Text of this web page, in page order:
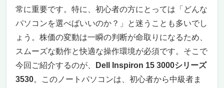
常に重要です。特に、初心者の方にとっては「どんな
パソコンを選べばいいのか？」と迷うことも多いでし
ょう。株価の変動は一瞬の判断が命取りになるため、
スムーズな動作と快適な操作環境が必須です。そこで
今回ご紹介するのが、
Dell Inspiron 15 3000シリーズ
3530。このノートパソコンは、初心者から中級者ま